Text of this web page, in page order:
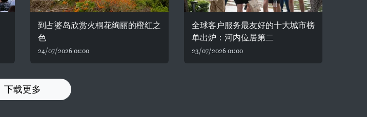
到占婆岛欣赏火桐花绚丽的橙红之
色
24/07/2026 01:00
全球客户服务最友好的十大城市榜
单出炉：河内位居第二
23/07/2026 01:00
下载更多